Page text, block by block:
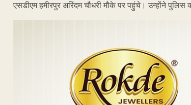
एसडीएम हमीरपुर अरिंदम चौधरी मौके पर पहुंचे। उन्होंने